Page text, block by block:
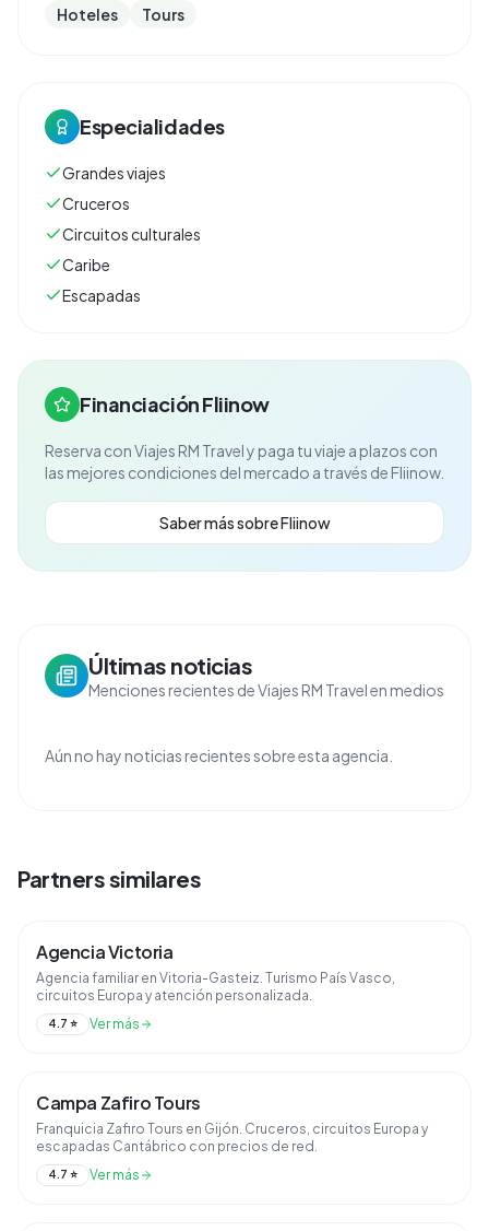
Hoteles Tours
Especialidades
Grandes viajes
Cruceros
Circuitos culturales
Caribe
Escapadas
Financiación Fliinow
Reserva conViajes RM Travely paga tu viaje a plazos con
las mejores condiciones del mercado a través de Fliinow.
Saber más sobre Fliinow
Últimas noticias
Menciones recientes de Viajes RM Travel en medios
Aún no hay noticias recientes sobre esta agencia.
Partners similares
Agencia Victoria
Agencia familiar en Vitoria-Gasteiz. Turismo País Vasco,
circuitos Europa y atención personalizada.
4.7 ⭐ Ver más
Campa Zafiro Tours
Franquicia Zafiro Tours en Gijón. Cruceros, circuitos Europa y
escapadas Cantábrico con precios de red.
4.7 ⭐ Ver más